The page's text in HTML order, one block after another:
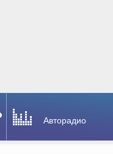
Авторадио